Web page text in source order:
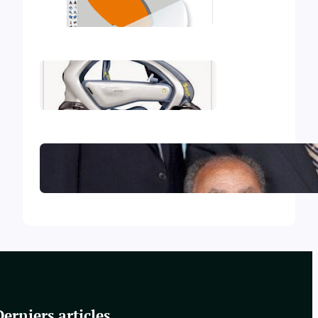
Mon premier iBook
Le Collège central des Témoins
de Jéhovah excommunié !